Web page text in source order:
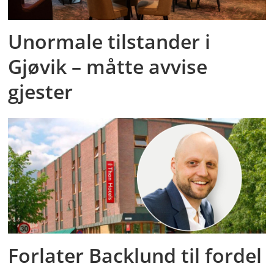
Unormale tilstander i
Gjøvik – måtte avvise
gjester
Forlater Backlund til fordel